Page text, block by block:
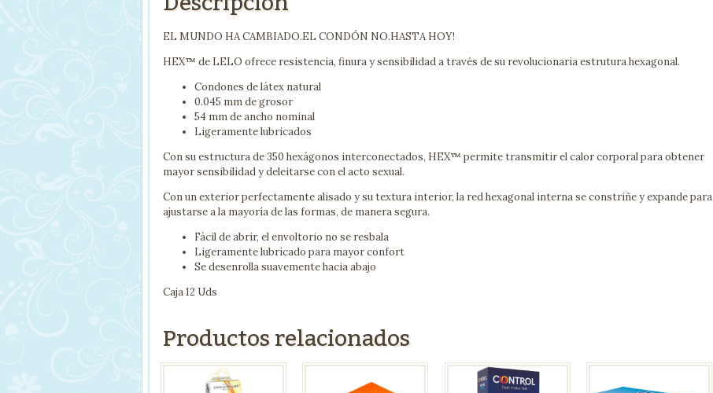
EL MUNDO HA CAMBIADO.EL CONDÓN NO.HASTA HOY!
HEX™ de LELO ofrece resistencia, finura y sensibilidad a través de su revolucionaria estrutura hexagonal.
Condones de látex natural
0.045 mm de grosor
54 mm de ancho nominal
Ligeramente lubricados
Con su estructura de 350 hexágonos interconectados, HEX™ permite transmitir el calor corporal para obtener
mayor sensibilidad y deleitarse con el acto sexual.
Con un exterior perfectamente alisado y su textura interior, la red hexagonal interna se constriñe y expande para
ajustarse a la mayoría de las formas, de manera segura.
Fácil de abrir, el envoltorio no se resbala
Ligeramente lubricado para mayor confort
Se desenrolla suavemente hacia abajo
Caja 12 Uds
Productos relacionados